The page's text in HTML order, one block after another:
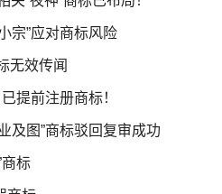
宗”应对商标风险
无效传闻
提前注册商标！
及图”商标驳回复审成功
商标